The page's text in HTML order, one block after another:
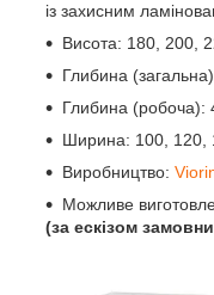
із захисним
Висота: 180, 200,
Глибина
Глибина (робоча):
Ширина: 100, 120,
Виробництво:
Можливе
(за ескізом